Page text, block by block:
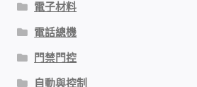
電子材料
電話總機
門禁門控
自動與控制